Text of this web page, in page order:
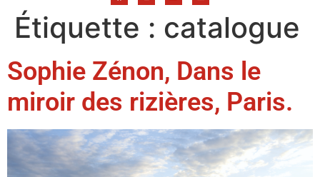
Étiquette : catalogue
Sophie Zénon, Dans le
miroir des rizières, Paris.